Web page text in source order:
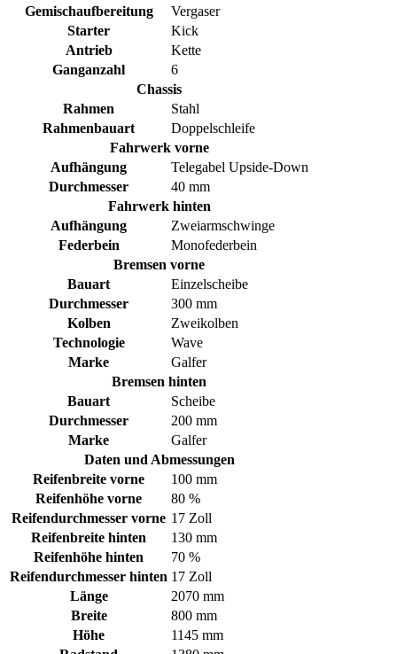
Gemischaufbereitung
Vergaser
Starter
Kick
Antrieb
Kette
Ganganzahl
6
Chassis
Rahmen
Stahl
Rahmenbauart
Doppelschleife
Fahrwerk vorne
Aufhängung
Telegabel Upside-Down
Durchmesser
40 mm
Fahrwerk hinten
Aufhängung
Zweiarmschwinge
Federbein
Monofederbein
Bremsen vorne
Bauart
Einzelscheibe
Durchmesser
300 mm
Kolben
Zweikolben
Technologie
Wave
Marke
Galfer
Bremsen hinten
Bauart
Scheibe
Durchmesser
200 mm
Marke
Galfer
Daten und Abmessungen
Reifenbreite vorne
100 mm
Reifenhöhe vorne
80 %
Reifendurchmesser vorne 17 Zoll
Reifenbreite hinten
130 mm
Reifenhöhe hinten
70 %
Reifendurchmesser hinten 17 Zoll
Länge
2070 mm
Breite
800 mm
Höhe
1145 mm